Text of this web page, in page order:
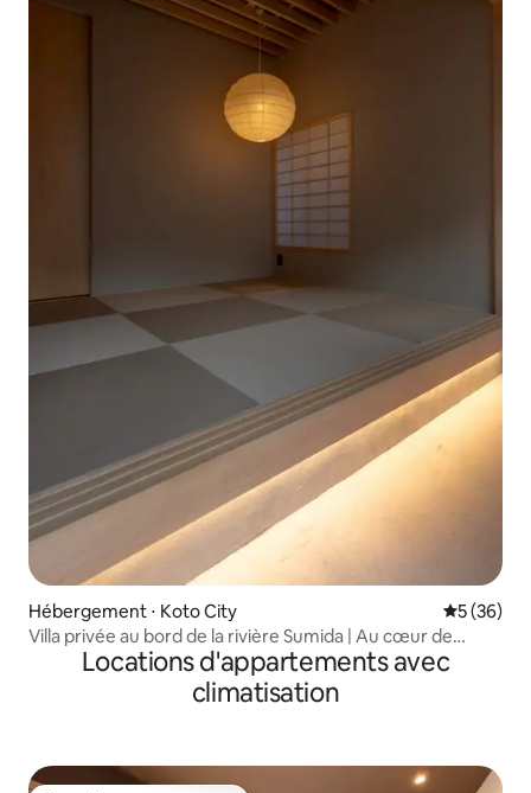
Hébergement ⋅ Koto City
5 (36)
Villa privée au bord de la rivière Sumida | Au cœur de
Tokyo, à proximité de Nihonbashi, Asakusa et Ryogoku |
Hébergement moderne de style japonais
Locations d'appartements avec
climatisation